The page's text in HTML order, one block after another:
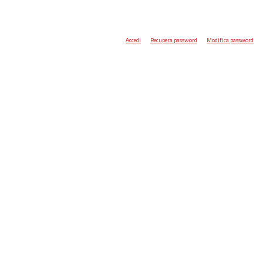
Accedi Recupera password Modifica password